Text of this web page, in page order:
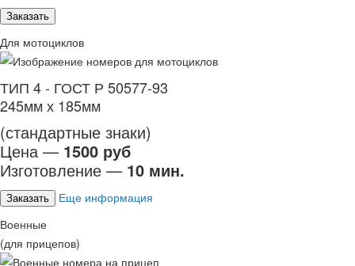
Заказать
Для мотоциклов
ТИП 4 - ГОСТ Р 50577-93
245мм х 185мм
(стандартные знаки)
Цена — 1500 руб
Изготовление — 10 мин.
Заказать
Еще информация
Военные
(для прицепов)